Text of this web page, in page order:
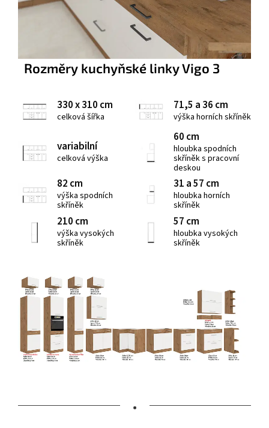
Rozměry kuchyňské linky Vigo 3
330 x 310 cm
celková šířka
71,5 a 36 cm
výška horních skříněk
variabilní
celková výška
60 cm
hloubka spodních
skříněk s pracovní
deskou
82 cm
výška spodních
skříněk
31 a 57 cm
hloubka horních
skříněk
210 cm
výška vysokých
skříněk
57 cm
hloubka vysokých
skříněk
•